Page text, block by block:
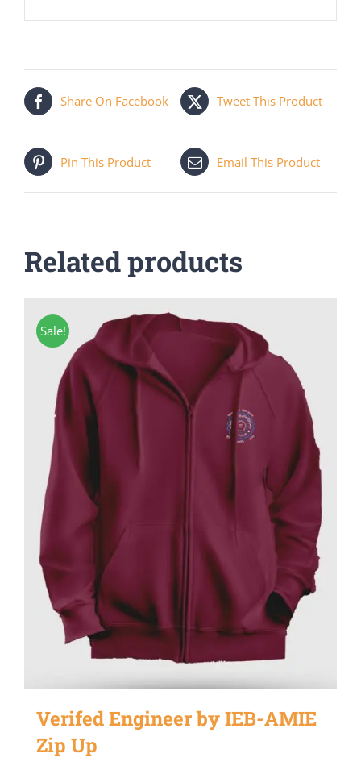
Share On Facebook Tweet This Product
Pin This Product Email This Product
Related products
Sale!
Verifed Engineer by IEB-AMIE
Zip Up